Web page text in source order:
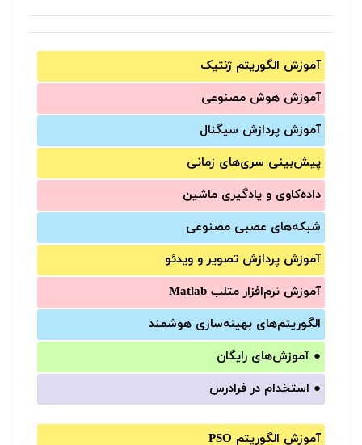
آموزش الگوریتم ژنتیک
آموزش‌ هوش مصنوعی
آموزش‌ پردازش سیگنال
پیش‌‌بینی سری‌‌های زمانی
داده‌کاوی و یادگیری ماشین
شبکه‌های عصبی مصنوعی
آموزش‌ پردازش تصویر و ویدئو
آموزش‌ نرم‌افزار متلب Matlab
الگوریتم‌های بهینه‌سازی هوشمند
● آموزش‌های رایگان
● استخدام در فرادرس
آموزش الگوریتم PSO